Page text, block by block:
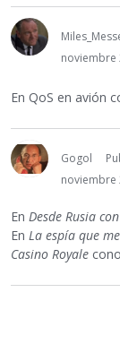
noviembre
En QoS en avión
Gogol
noviembre
En Desde Rusia
En La espía que
Casino Royale